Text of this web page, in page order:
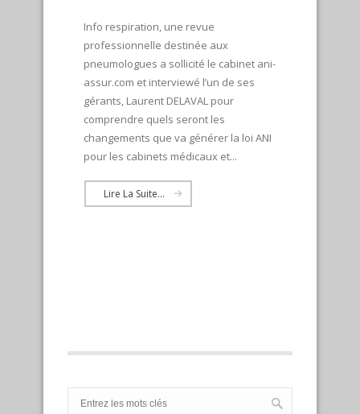
Info respiration, une revue
professionnelle destinée aux
pneumologues a sollicité le cabinet ani-
assur.com et interviewé l’un de ses
gérants, Laurent DELAVAL pour
comprendre quels seront les
changements que va générer la loi ANI
pour les cabinets médicaux et...
Lire La Suite...